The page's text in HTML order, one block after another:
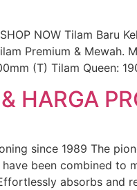
SHOP NOW Tilam
Premium & Mewah.
(T) Tilam Queen:
HARGA
since 1989 The
been combined
absorbs and